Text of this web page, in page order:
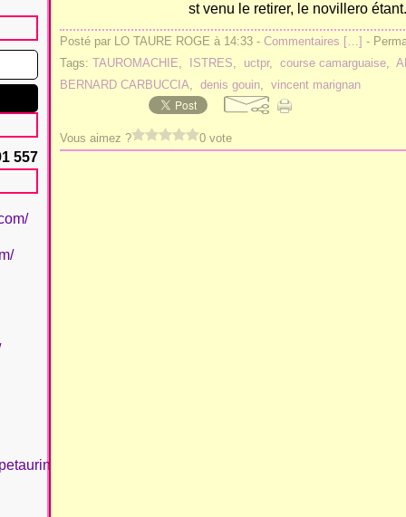
557
st venu le retirer, le novillero
Posté par LO TAURE ROGE à 14:33 - Commentaires […] -
Tags: TAUROMACHIE, ISTRES, uctpr, course camarguaise,
BERNARD CARBUCCIA, denis gouin, vincent marignan
Vous aimez ? 0 vote